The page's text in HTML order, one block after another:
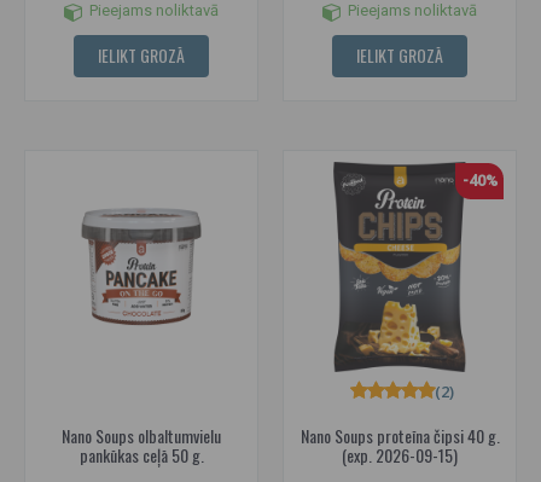
Pieejams noliktavā
IELIKT GROZĀ
Pieejams noliktavā
IELIKT GROZĀ
Nano Soups olbaltumvielu
pankūkas ceļā 50 g.
-40%
Nano Soups proteīna čipsi 40 g.
(exp. 2026-09-15)
(2)